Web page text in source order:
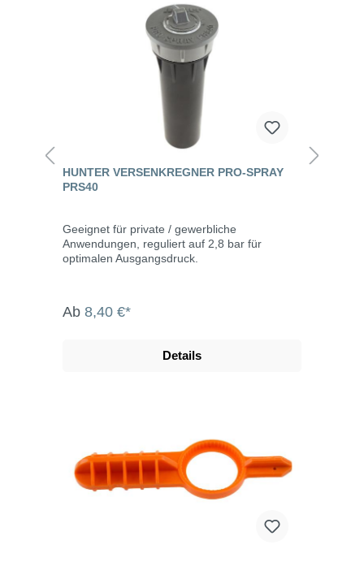
HUNTER VERSENKREGNER PRO-SPRAY
PRS40
Geeignet für private / gewerbliche
Anwendungen, reguliert auf 2,8 bar für
optimalen Ausgangsdruck.
Ab 8,40 €*
Details